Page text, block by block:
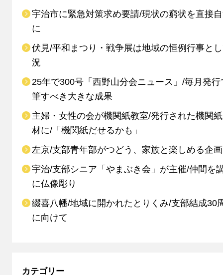
宇治市に緊急対策求め要請/現状の窮状を直接
に
伏見/平和まつり・戦争展は地域の恒例行事と
況
25年で300号「西野山分会ニュース」/毎月発行
筆すべき大きな成果
主婦・女性の会が機関紙教室/発行された機関
材に/「機関紙だせるかも」
左京/支部青年部がつどう、家族と楽しめる企
宇治/支部シニア「やまぶき会」が主催/仲間を
に仏像彫り
綴喜八幡/地域に開かれたとりくみ/支部結成30
に向けて
カテゴリー